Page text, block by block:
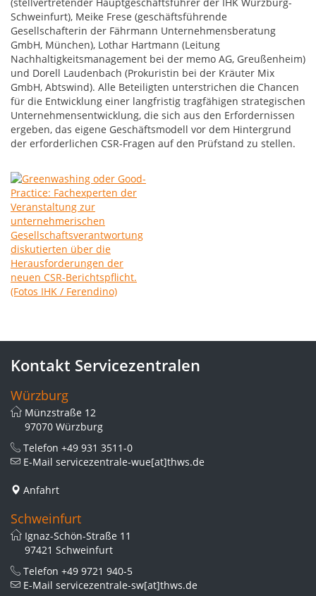
Schweinfurt), Meike Frese (geschäftsführende
Gesellschafterin der Fährmann Unternehmensberatung
GmbH, München), Lothar Hartmann (Leitung
Nachhaltigkeitsmanagement bei der memo AG, Greußenheim)
und Dorell Laudenbach (Prokuristin bei der Kräuter Mix
GmbH, Abtswind). Alle Beteiligten unterstrichen die Chancen
für die Entwicklung einer langfristig tragfähigen strategischen
Unternehmensentwicklung, die sich aus den Erfordernissen
ergeben, das eigene Geschäftsmodell vor dem Hintergrund
der erforderlichen CSR-Fragen auf den Prüfstand zu stellen.
Kontakt Servicezentralen
Würzburg
Münzstraße 12
97070 Würzburg
Telefon +49 931 3511-0
E-Mail servicezentrale-wue[at]thws.de
Anfahrt
Schweinfurt
Ignaz-Schön-Straße 11
97421 Schweinfurt
Telefon +49 9721 940-5
E-Mail servicezentrale-sw[at]thws.de